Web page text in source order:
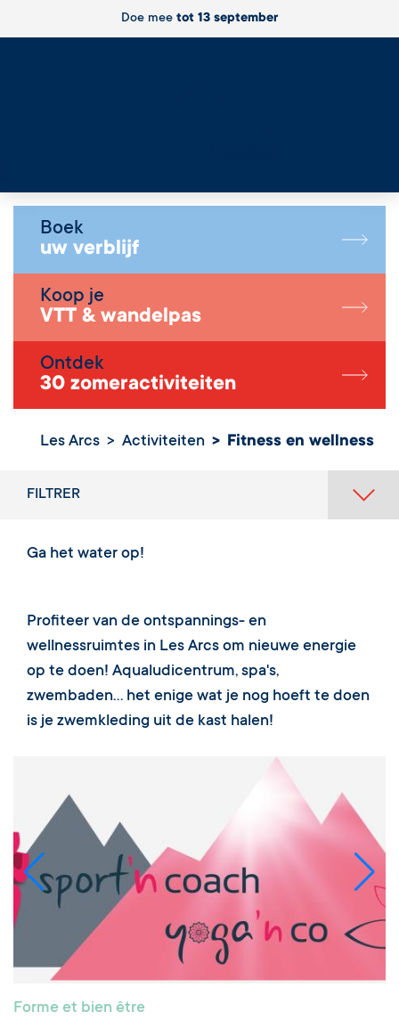
Doe mee tot 13 september
Boek
uw verblijf
Koop je
VTT & wandelpas
Ontdek
30 zomeractiviteiten
Les Arcs Activiteiten Fitness en wellness
FILTRER
Ga het water op!
Profiteer van de ontspannings- en
wellnessruimtes in Les Arcs om nieuwe energie
op te doen! Aqualudicentrum, spa's,
zwembaden... het enige wat je nog hoeft te doen
is je zwemkleding uit de kast halen!
Forme et bien être